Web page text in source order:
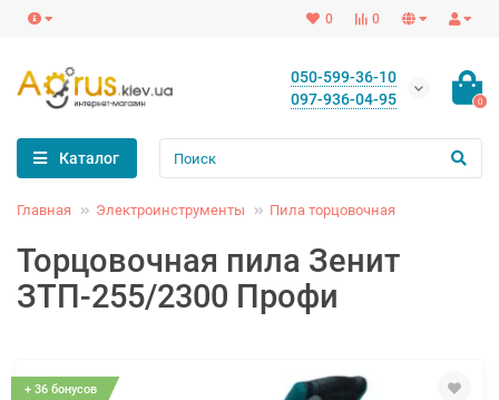
0
0
050-599-36-10
097-936-04-95
0
Каталог
Главная Электроинструменты Пила торцовочная
Торцовочная пила Зенит
ЗТП-255/2300 Профи
+ 36 бонусов